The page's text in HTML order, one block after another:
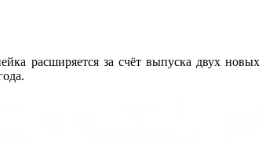
расширяется за счёт выпуска двух новых